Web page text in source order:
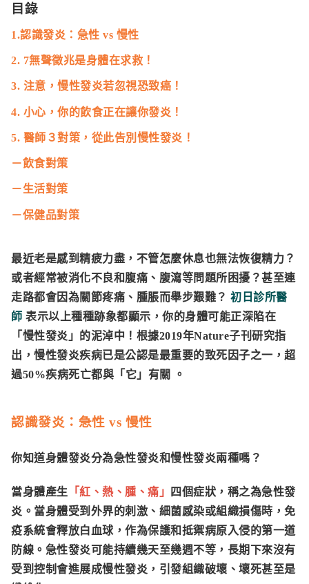
目錄
1.認識發炎：急性 vs 慢性
2. 7無聲徵兆是身體在求救！
3. 注意，慢性發炎若忽視恐致癌！
4. 小心，你的飲食正在讓你發炎！
5. 醫師３對策，從此告別慢性發炎！
－飲食對策
－生活對策
－保健品對策
最近老是感到精疲力盡，不管怎麼休息也無法恢復精力？
或者經常被消化不良和腹痛、腹瀉等問題所困擾？甚至連
走路都會因為關節疼痛、腫脹而舉步艱難？ 初日診所醫
師 表示以上種種跡象都顯示，你的身體可能正深陷在
「慢性發炎」的泥淖中！根據2019年Nature子刊研究指
出，慢性發炎疾病已是公認是最重要的致死因子之一，超
過50%疾病死亡都與「它」有關 。
認識發炎：急性 vs 慢性
你知道身體發炎分為急性發炎和慢性發炎兩種嗎？
當身體產生 「紅、熱、腫、痛」
四個症狀，稱之為急性發
炎。當身體受到外界的刺激、細菌感染或組織損傷時，免
疫系統會釋放白血球，作為保護和抵禦病原入侵的第一道
防線。急性發炎可能持續幾天至幾週不等，長期下來沒有
受到控制會進展成慢性發炎，引發組織破壞、壞死甚至是